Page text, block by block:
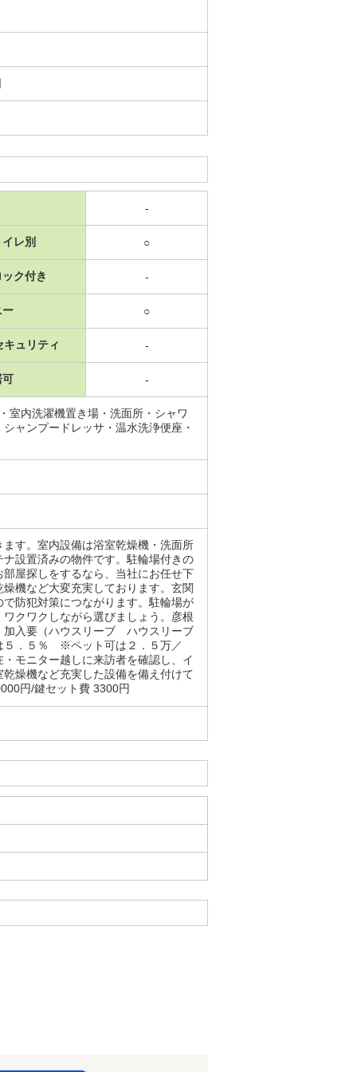
-
レ別 ○
ク付き -
ー ○
キュリティ -
可 -
室内洗濯機置き場・洗面所・シャワ
ャンプードレッサ・温水洗浄便座・
す。室内設備は浴室乾燥機・洗面所
設置済みの物件です。駐輪場付きの
屋探しをするなら、当社にお任せ下
機など大変充実しております。玄関
防犯対策につながります。駐輪場が
クワクしながら選びましょう。彦根
加入要（ハウスリーブ ハウスリーブ
５．５％ ※ペット可は２．５万／
モニター越しに来訪者を確認し、イ
燥機など充実した設備を備え付けて
円/鍵セット費 3300円